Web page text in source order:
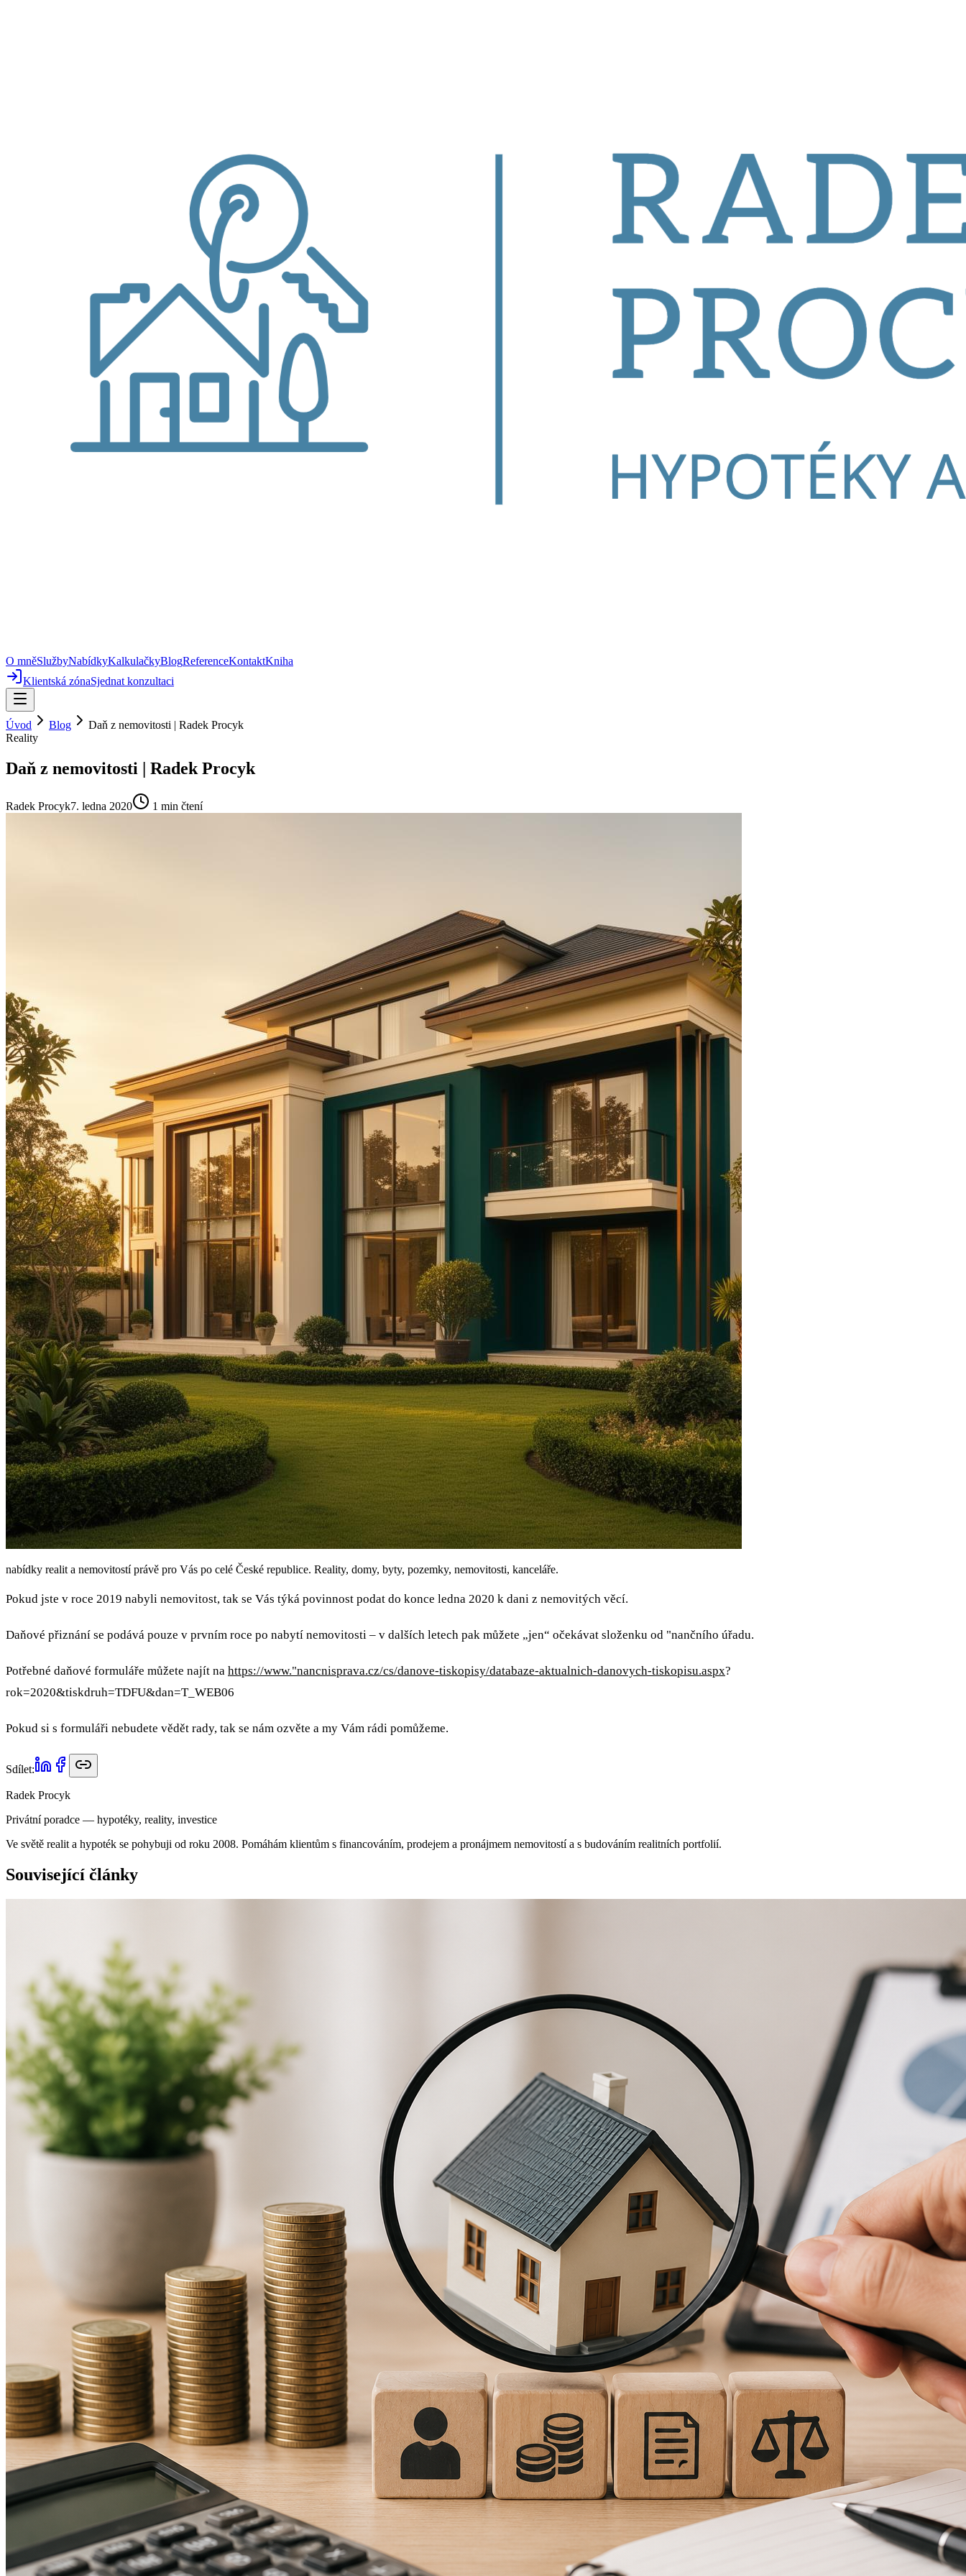
O mněSlužbyNabídkyKalkulačkyBlogReferenceKontaktKniha
Klientská zónaSjednat konzultaci
Úvod Blog
Daň z nemovitosti | Radek Procyk
Reality
Daň z nemovitosti | Radek Procyk
Radek Procyk7. ledna 2020 1 min čtení
nabídky realit a nemovitostí právě pro Vás po celé České republice. Reality, domy, byty, pozemky, nemovitosti, kanceláře.
Pokud jste v roce 2019 nabyli nemovitost, tak se Vás týká povinnost podat do konce ledna 2020 k dani z nemovitých věcí.
Daňové přiznání se podává pouze v prvním roce po nabytí nemovitosti – v dalších letech pak můžete „jen“ očekávat složenku od "nančního úřadu.
Potřebné daňové formuláře můžete najít na https://www."nancnisprava.cz/cs/danove-tiskopisy/databaze-aktualnich-danovych-tiskopisu.aspx?
rok=2020&tiskdruh=TDFU&dan=T_WEB06
Pokud si s formuláři nebudete vědět rady, tak se nám ozvěte a my Vám rádi pomůžeme.
Sdílet:
Radek Procyk
Privátní poradce — hypotéky, reality, investice
Ve světě realit a hypoték se pohybuji od roku 2008. Pomáhám klientům s financováním, prodejem a pronájmem nemovitostí a s budováním realitních portfolií.
Související články